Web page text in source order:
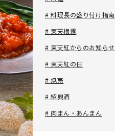
# 料理長の盛り付け指南
# 東天梅露
# 東天紅からのお知らせ
# 東天紅の日
# 焼売
# 紹興酒
# 肉まん・あんまん